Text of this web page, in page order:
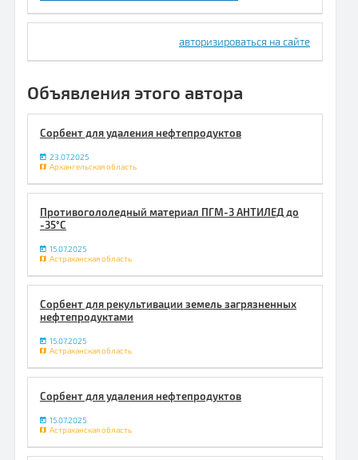
авторизироваться на сайте
Объявления этого автора
Сорбент для удаления нефтепродуктов
23.07.2025
Архангельская область
Противогололедный материал ПГМ-3 АНТИЛЕД до
-35°С
15.07.2025
Астраханская область
Сорбент для рекультивации земель загрязненных
нефтепродуктами
15.07.2025
Астраханская область
Сорбент для удаления нефтепродуктов
15.07.2025
Астраханская область